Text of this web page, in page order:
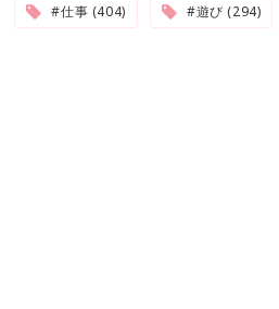
#仕事 (404) #遊び (294)